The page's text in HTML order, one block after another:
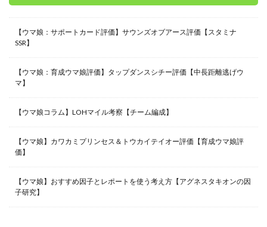
【ウマ娘：サポートカード評価】サウンズオブアース評価【スタミナ
SSR】
【ウマ娘：育成ウマ娘評価】タップダンスシチー評価【中長距離逃げウ
マ】
【ウマ娘コラム】LOHマイル考察【チーム編成】
【ウマ娘】カワカミプリンセス＆トウカイテイオー評価【育成ウマ娘評
価】
【ウマ娘】おすすめ因子とレポートを使う考え方【アグネスタキオンの因
子研究】